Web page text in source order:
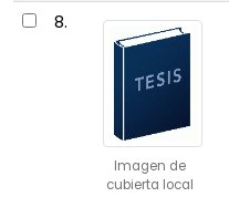
8.
Imagen de
cubierta local